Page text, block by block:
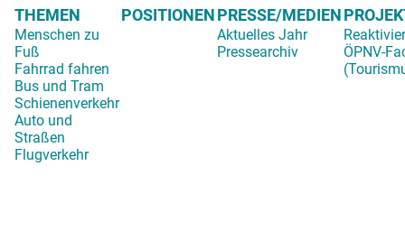
THEMEN POSITIONENPRESSE/MEDIEN
Menschen zu
Fuß
Fahrrad fahren
Bus und Tram
Schienenverkehr
Auto und
Straßen
Flugverkehr
Aktuelles Jahr
Pressearchiv
ÖPNV-